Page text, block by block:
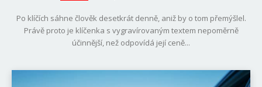
Po klíčích sáhne člověk desetkrát denně, aniž by o tom přemýšlel.
Právě proto je klíčenka s vygravírovaným textem nepoměrně
účinnější, než odpovídá její ceně...